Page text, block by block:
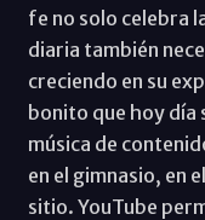
fe no solo celebra
diaria también
creciendo en su
bonito que hoy día
música de
en el gimnasio, en
sitio. YouTube